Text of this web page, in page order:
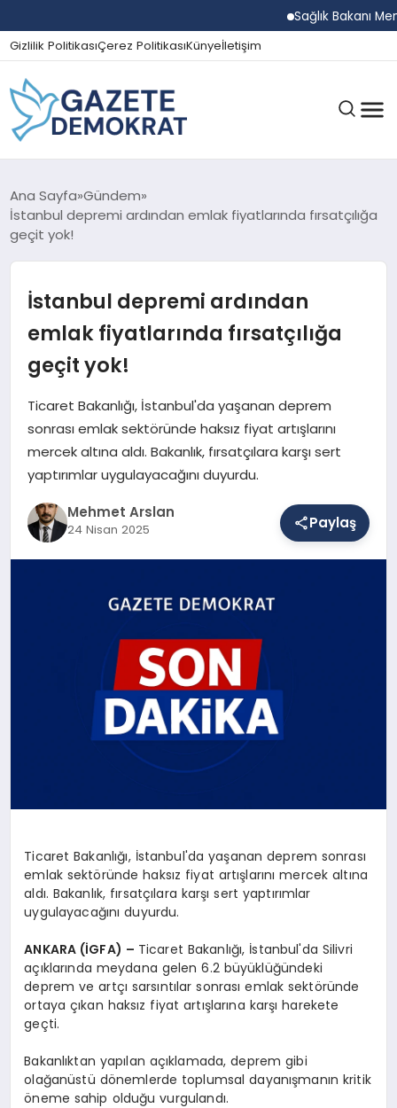
Sağlık Bakanı
Gizlilik PolitikasıÇerez PolitikasıKünyeİletişim
GÜNDEM
EKONOMI
SAĞLIK
EĞITIM
Ana Sayfa Gündem
İstanbul depremi ardından emlak fiyatlarında fırsatçılığa
geçit yok!
İstanbul depremi ardından
emlak fiyatlarında fırsatçılığa
geçit yok!
Ticaret Bakanlığı, İstanbul'da yaşanan deprem
sonrası emlak sektöründe haksız fiyat artışlarını
mercek altına aldı. Bakanlık, fırsatçılara karşı sert
yaptırımlar uygulayacağını duyurdu.
Mehmet Arslan
24 Nisan 2025 Paylaş
Ticaret Bakanlığı, İstanbul'da yaşanan deprem sonrası
emlak sektöründe haksız fiyat artışlarını mercek altına
aldı. Bakanlık, fırsatçılara karşı sert yaptırımlar
uygulayacağını duyurdu.
ANKARA (İGFA) – Ticaret Bakanlığı, İstanbul'da Silivri
açıklarında meydana gelen 6.2 büyüklüğündeki
deprem ve artçı sarsıntılar sonrası emlak sektöründe
ortaya çıkan haksız fiyat artışlarına karşı harekete
geçti.
Bakanlıktan yapılan açıklamada, deprem gibi
olağanüstü dönemlerde toplumsal dayanışmanın kritik
öneme sahip olduğu vurgulandı.